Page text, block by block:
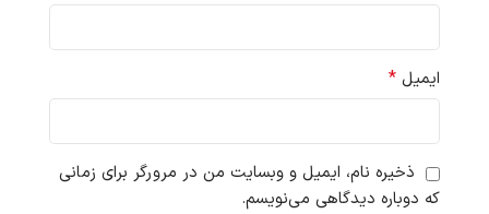
ایمیل *
ذخیره نام، ایمیل و وبسایت من در مرورگر برای زمانی
که دوباره دیدگاهی می‌نویسم.